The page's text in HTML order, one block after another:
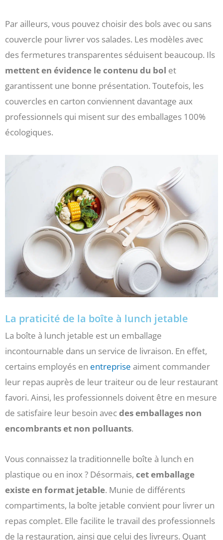
Par ailleurs, vous pouvez choisir des bols avec ou sans
couvercle pour livrer vos salades. Les modèles avec
des fermetures transparentes séduisent beaucoup. Ils
mettent en évidence le contenu du bol et
garantissent une bonne présentation. Toutefois, les
couvercles en carton conviennent davantage aux
professionnels qui misent sur des emballages 100%
écologiques.
La praticité de la boîte à lunch jetable
La boîte à lunch jetable est un emballage
incontournable dans un service de livraison. En effet,
certains employés en entreprise aiment commander
leur repas auprès de leur traiteur ou de leur restaurant
favori. Ainsi, les professionnels doivent être en mesure
de satisfaire leur besoin avecdes emballages non
encombrants et non polluants.
Vous connaissez la traditionnelle boîte à lunch en
plastique ou en inox ? Désormais, cet emballage
existe en format jetable. Munie de différents
compartiments, la boîte jetable convient pour livrer un
repas complet. Elle facilite le travail des professionnels
de la restauration, ainsi que celui des livreurs. Quant